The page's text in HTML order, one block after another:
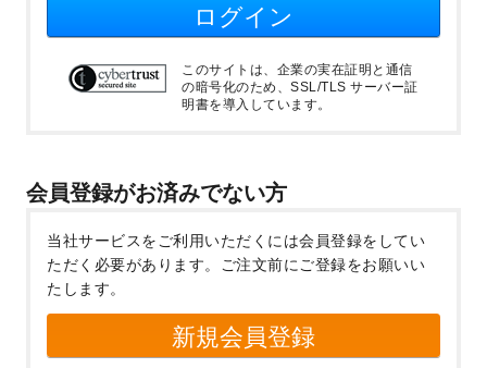
ログイン
このサイトは、企業の実在証明と通信
の暗号化のため、SSL/TLS サーバー証
明書を導入しています。
会員登録がお済みでない方
当社サービスをご利用いただくには会員登録をしてい
ただく必要があります。
ご注文前にご登録をお願いい
たします。
新規会員登録